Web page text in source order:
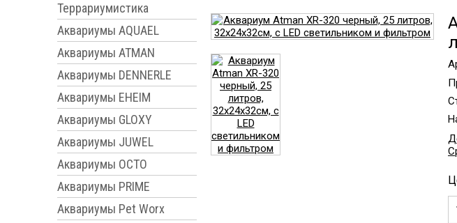
Террариумистика
Аквариумы AQUAEL
Аквариумы ATMAN
Аквариумы DENNERLE
Аквариумы EHEIM
Аквариумы GLOXY
Аквариумы JUWEL
Аквариумы OCTO
Аквариумы PRIME
Аквариумы Pet Worx